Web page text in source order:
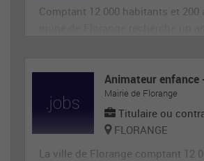
Comptant 12 000 habitants et 200
en animation et de compétences
s, ainsi qu'en gestion d’équipe et
tion (poste de 28h
Animateur enfance
Mairie de Florange
Titulaire ou
FLORANGE
La ville de Florange comptant 12